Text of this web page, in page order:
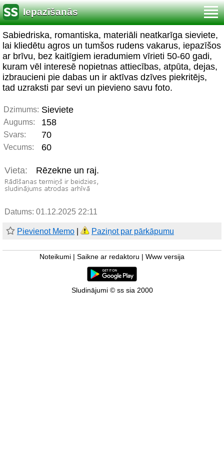
Iepazīšanās
Sabiedriska, romantiska, materiāli neatkarīga sieviete,
lai kliedētu agros un tumšos rudens vakarus, iepazīšos
ar brīvu, bez kaitīgiem ieradumiem vīrieti 50-60 gadi,
kuram vēl interesē nopietnas attiecības, atpūta, dejas,
izbraucieni pie dabas un ir aktīvas dzīves piekritējs,
tad uzraksti par sevi un pievieno savu foto.
Dzimums: Sieviete
Augums: 158
Svars: 70
Vecums: 60
Vieta: Rēzekne un raj.
Datums: 01.12.2025 22:11
Pievienot Memo Paziņot par pārkāpumu
Noteikumi Saikne ar redaktoru Www versija
Sludinājumi © ss sia 2000